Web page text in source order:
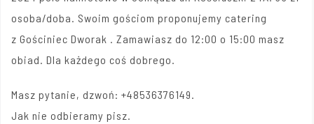
osoba/doba. Swoim gościom proponujemy catering
z Gościniec Dworak . Zamawiasz do 12:00 o 15:00 masz
obiad. Dla każdego coś dobrego.
Masz pytanie, dzwoń: +48536376149.
Jak nie odbieramy pisz.